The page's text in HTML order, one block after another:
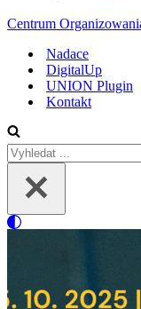
Centrum
Nadace
DigitalUp
UNION Plugin
Kontakt
Vyhledat
...